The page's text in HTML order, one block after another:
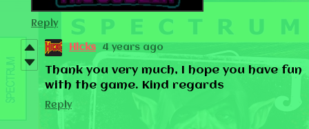
Reply
Hicks 4 years ago
Thank you very much, I hope you have fun
with the game. Kind regards
Reply